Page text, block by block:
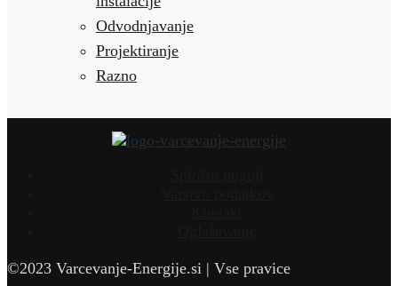
Odvodnjavanje
Projektiranje
Razno
©2023 Varcevanje-Energije.si | Vse pravice